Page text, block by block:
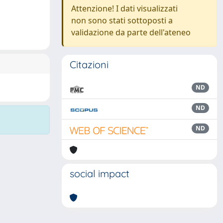
Attenzione! I dati visualizzati
non sono stati sottoposti a
validazione da parte dell'ateneo
Citazioni
ND
ND
ND
social impact